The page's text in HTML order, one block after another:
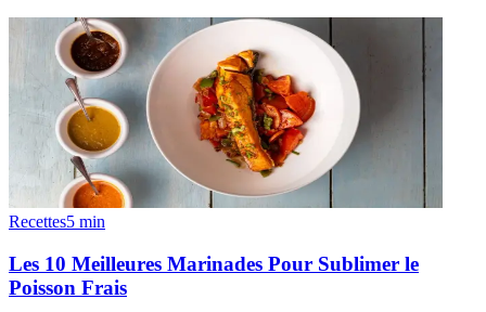
Recettes5 min
Les 10 Meilleures Marinades Pour Sublimer le
Poisson Frais